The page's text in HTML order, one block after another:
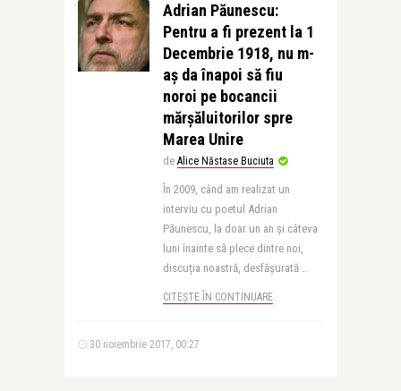
Adrian Păunescu:
Pentru a fi prezent la 1
Decembrie 1918, nu m-
aș da înapoi să fiu
noroi pe bo­can­cii
mărșăluitorilor spre
Marea Unire
de Alice Năstase Buciuta
În 2009, când am realizat un
interviu cu poetul Adrian
Păunescu, la doar un an și câteva
luni înainte să plece dintre noi,
discuția noastră, desfășurată ..
CITEȘTE ÎN CONTINUARE
30 noiembrie 2017, 00:27